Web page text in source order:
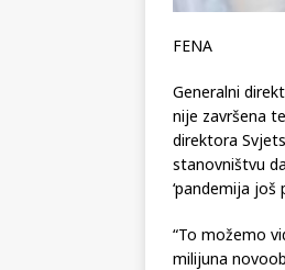
FENA
Generalni
nije završena
direktora
stanovništvu
‘pandemija još
“To možemo
milijuna